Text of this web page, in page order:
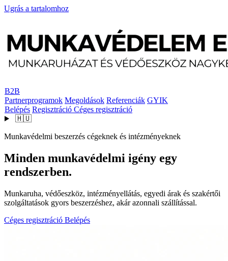
Ugrás a tartalomhoz
B2B
Partnerprogramok Megoldások Referenciák GYIK
Belépés Regisztráció Céges regisztráció
🇭🇺
Munkavédelmi beszerzés cégeknek és intézményeknek
Minden munkavédelmi igény egy
rendszerben.
Munkaruha, védőeszköz, intézményellátás, egyedi árak és szakértői
szolgáltatások gyors beszerzéshez, akár azonnali szállítással.
Céges regisztráció Belépés